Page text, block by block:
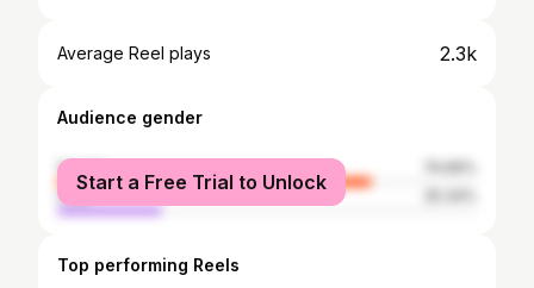
Average Reel plays 2.3k
Audience gender
female
male
Start a Free Trial to Unlock
Top performing Reels